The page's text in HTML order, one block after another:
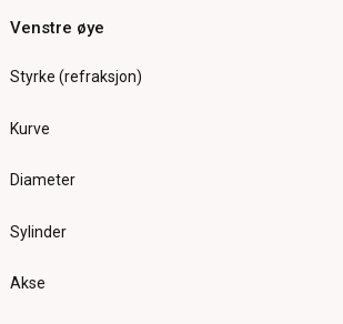
Venstre øye
Styrke (refraksjon)
Kurve
Diameter
Sylinder
Akse